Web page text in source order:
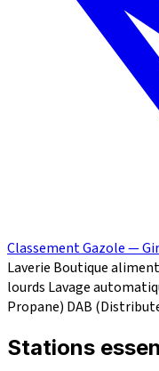
Classement Gazole —
Laverie Boutique
lourds Lavage
Propane) DAB
Stations